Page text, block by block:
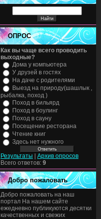
ОПРОС
Как вы чаще всего проводить
выходные?
Дома у компьютера
У друзей в гостях
На даче с родителями
Выезд на природу(шашлык ,
рыбалка, поход )
Поход в бильярд
Поход в боулинг
Поход в сауну
Посещение ресторана
Чтение книг
Здесь нет нужного
Результаты
Архив опросов
Всего ответов: 9
Добро пожаловать
Добро пожаловать на наш
портал На нашем сайте
ежедневно публикуются десятки
качественных и свежих